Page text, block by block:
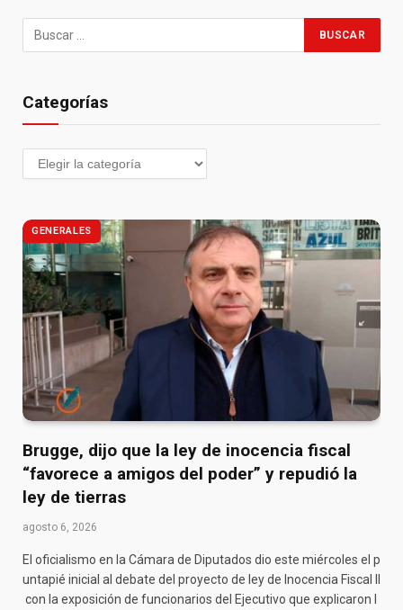
Categorías
GENERALES
Brugge, dijo que la ley de inocencia fiscal
“favorece a amigos del poder” y repudió la
ley de tierras
agosto 6, 2026
El oficialismo en la Cámara de Diputados dio este miércoles el p
untapié inicial al debate del proyecto de ley de Inocencia Fiscal II
con la exposición de funcionarios del Ejecutivo que explicaron l